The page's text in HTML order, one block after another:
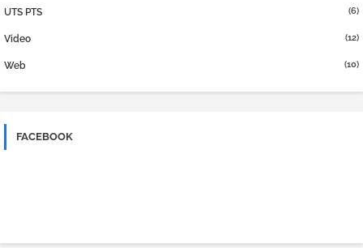
UTS PTS (6)
Video (12)
Web (10)
FACEBOOK